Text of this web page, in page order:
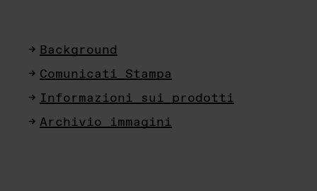
Background
Comunicati Stampa
Informazioni sui prodotti
Archivio immagini